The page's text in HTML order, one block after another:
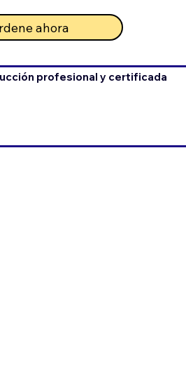
ahora
profesional y certificada